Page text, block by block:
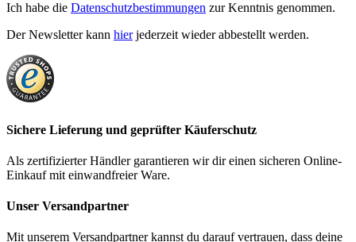
Ich habe die Datenschutzbestimmungen zur Kenntnis genommen.
Der Newsletter kann hierjederzeit wieder abbestellt werden.
Sichere Lieferung und geprüfter Käuferschutz
Als zertifizierter Händler garantieren wir dir einen sicheren Online-
Einkauf mit einwandfreier Ware.
Unser Versandpartner
Mit unserem Versandpartner kannst du darauf vertrauen, dass deine